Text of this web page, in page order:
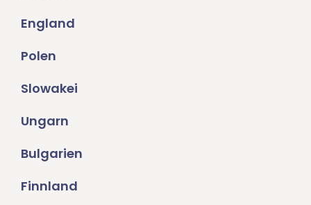
England
Polen
Slowakei
Ungarn
Bulgarien
Finnland